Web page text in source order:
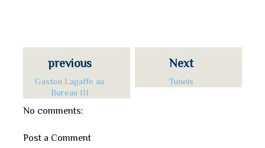
Next
Túneis
previous
Gaston Lagaffe au
Bureau III
No comments:
Post a Comment